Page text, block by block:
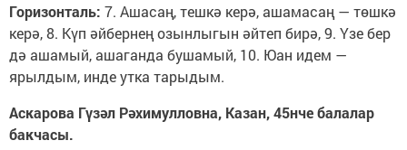
Горизонталь: 7. Ашасаң, тешкә керә, ашамасаң — төшкә
керә, 8. Күп әйбернең озынлыгын әйтеп бирә, 9. Үзе бер
дә ашамый, ашаганда бушамый, 10. Юан идем —
ярылдым, инде утка тарыдым.
Аскарова Гүзәл Рәхимулловна, Казан, 45нче балалар
бакчасы.